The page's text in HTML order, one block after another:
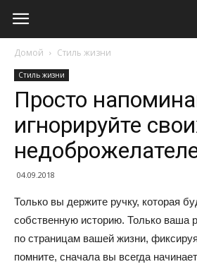
Домой Стиль жизни
Стиль жизни
Просто
игнорируйте
04.09.2018
Только вы держите ручку, которая
собственную историю. Только ваша
по страницам вашей жизни,
помните, сначала вы всегда